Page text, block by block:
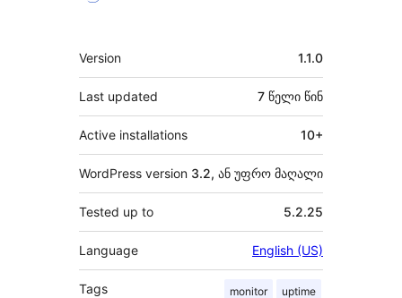
მეტა
Version 1.1.0
Last updated 7 წელი წინ
Active installations 10+
WordPress version 3.2, ან უფრო მაღალი
Tested up to 5.2.25
Language English (US)
Tags monitor uptime